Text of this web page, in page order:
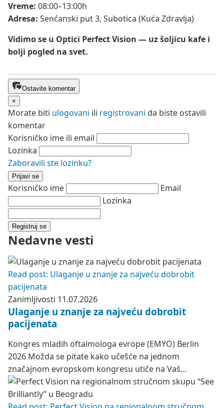
Vreme: 08:00–13:00h
Adresa: Senćanski put 3, Subotica (Kuća Zdravlja)
Vidimo se u Optici Perfect Vision — uz šoljicu kafe i
bolji pogled na svet.
Ostavite komentar
×
Morate biti ulogovani ili registrovani da biste ostavili
komentar
Korisničko ime ili email
Lozinka
Zaboravili ste lozinku?
Prijavi se
Korisničko ime
Email
Lozinka
Registruj se
Nedavne vesti
Read post: Ulaganje u znanje za najveću dobrobit
pacijenata
Zanimljivosti 11.07.2026
Ulaganje u znanje za najveću dobrobit
pacijenata
Kongres mladih oftalmologa evrope (EMYO) Berlin
2026 Možda se pitate kako učešće na jednom
značajnom evropskom kongresu utiče na Vaš…